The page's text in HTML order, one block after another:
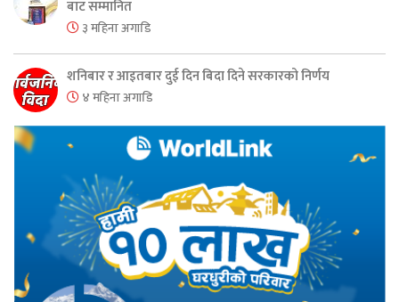
बाट सम्मानित
३ महिना अगाडि
शनिबार र आइतबार दुई दिन बिदा दिने सरकारको निर्णय
४ महिना अगाडि